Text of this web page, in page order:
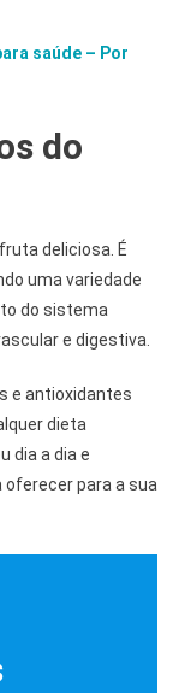
saúde – Por
do
deliciosa. É
uma variedade
do sistema
e digestiva.
e antioxidantes
dieta
dia a dia e
para a sua